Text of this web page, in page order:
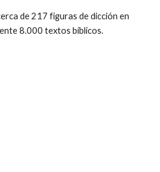
de 217 figuras de dicción en
8.000 textos bíblicos.